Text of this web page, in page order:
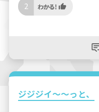
2
ジジジイ〜〜っと、